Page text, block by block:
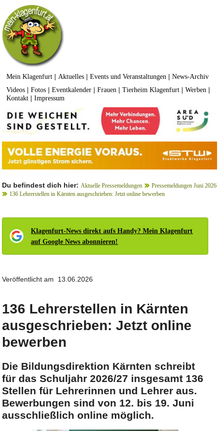
Mein Klagenfurt | Aktuelles |Events und Veranstaltungen |News-Archiv
Videos |Fotos |Eventkalender |Frauen |Tierheim Klagenfurt |Werben |
Kontakt |Impressum
Du befindest dich hier: Aktuelle Pressemeldungen
Pressemeldungen Juni 2026
136 Lehrerstellen in Kärnten ausgeschrieben: Jetzt online bewerben
Klagenfurt-News direkt aufs Handy? Mein Klagenfurt
auf Google News abonnieren!
Veröffentlicht am 13.06.2026
136 Lehrerstellen in Kärnten
ausgeschrieben: Jetzt online
bewerben
Die Bildungsdirektion Kärnten schreibt
für das Schuljahr 2026/27 insgesamt 136
Stellen für Lehrerinnen und Lehrer aus.
Bewerbungen sind von 12. bis 19. Juni
ausschließlich online möglich.